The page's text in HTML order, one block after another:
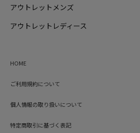
アウトレットメンズ
アウトレットレディース
HOME
ご利用規約について
個人情報の取り扱いについて
特定商取引に基づく表記